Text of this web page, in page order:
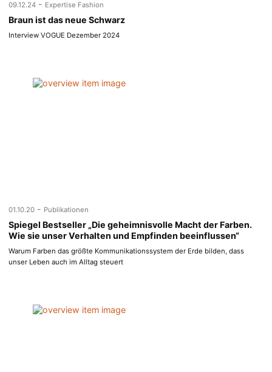
09.12.24 - Expertise Fashion
Braun ist das neue Schwarz
Interview VOGUE Dezember 2024
01.10.20 - Publikationen
Spiegel Bestseller „Die geheimnisvolle Macht der Farben.
Wie sie unser Verhalten und Empfinden beeinflussen“
Warum Farben das größte Kommunikationssystem der Erde bilden, dass
unser Leben auch im Alltag steuert